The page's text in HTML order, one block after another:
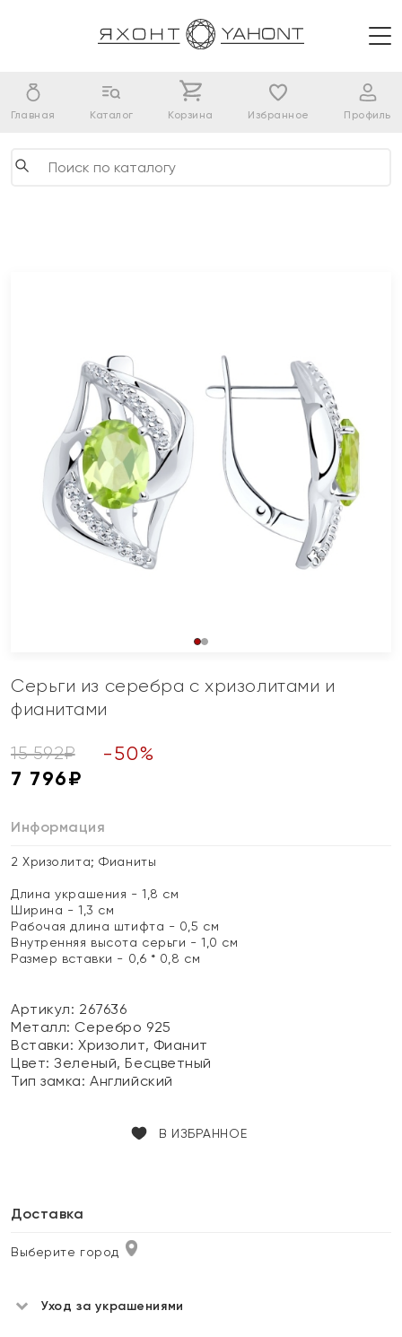
Главная Каталог Корзина Избранное Профиль
Серьги из серебра с хризолитами и
фианитами
15 592₽ -50%
7 796₽
Информация
2 Хризолита; Фианиты
Длина украшения - 1,8 см
Ширина - 1,3 см
Рабочая длина штифта - 0,5 см
Внутренняя высота серьги - 1,0 см
Размер вставки - 0,6 * 0,8 см
Артикул: 267636
Металл: Серебро 925
Вставки:Хризолит, Фианит
Цвет:Зеленый, Бесцветный
Тип замка:Английский
В ИЗБРАННОЕ
Доставка
Выберите город
Уход за украшениями